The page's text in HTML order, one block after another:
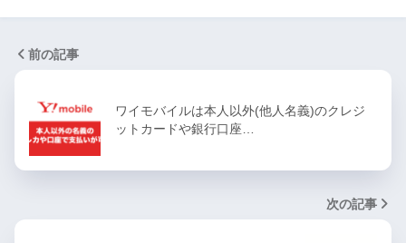
前の記事
ワイモバイルは本人以外(他人名義)のクレジ
ットカードや銀行口座…
次の記事